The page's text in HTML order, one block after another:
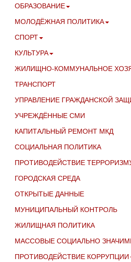
ОБРАЗОВАНИЕ
МОЛОДЁЖНАЯ ПОЛИТИКА
СПОРТ
КУЛЬТУРА
ЖИЛИЩНО-КОММУНАЛЬНОЕ
ТРАНСПОРТ
УПРАВЛЕНИЕ ГРАЖДАНСКОЙ
УЧРЕЖДЁННЫЕ СМИ
КАПИТАЛЬНЫЙ РЕМОНТ МКД
СОЦИАЛЬНАЯ ПОЛИТИКА
ПРОТИВОДЕЙСТВИЕ
ГОРОДСКАЯ СРЕДА
ОТКРЫТЫЕ ДАННЫЕ
МУНИЦИПАЛЬНЫЙ КОНТРОЛЬ
ЖИЛИЩНАЯ ПОЛИТИКА
МАССОВЫЕ СОЦИАЛЬНО
ПРОТИВОДЕЙСТВИЕ КОРРУПЦИИ